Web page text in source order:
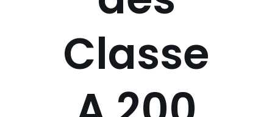
Classe